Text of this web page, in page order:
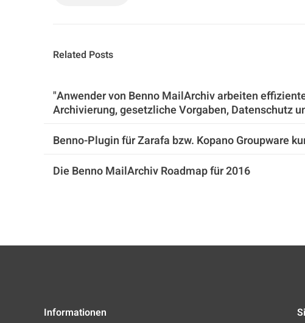
Related Posts
"Anwender von Benno MailArchiv arbeiten
Archivierung, gesetzliche Vorgaben, Datenschutz
Benno-Plugin für Zarafa bzw. Kopano Groupware
Die Benno MailArchiv Roadmap für 2016
Informationen